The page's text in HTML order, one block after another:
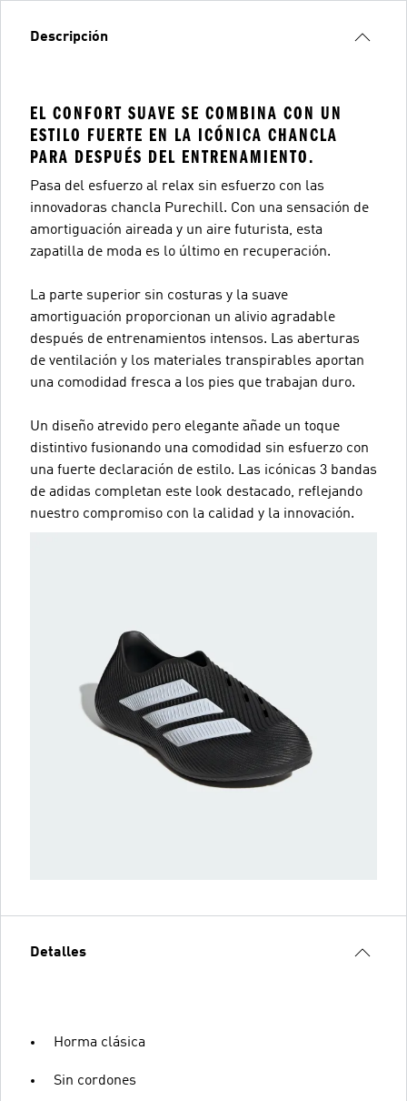
Descripción
EL CONFORT SUAVE SE COMBINA CON UN
ESTILO FUERTE EN LA ICÓNICA CHANCLA
PARA DESPUÉS DEL ENTRENAMIENTO.
Pasa del esfuerzo al relax sin esfuerzo con las
innovadoras chancla Purechill. Con una sensación de
amortiguación aireada y un aire futurista, esta
zapatilla de moda es lo último en recuperación.
La parte superior sin costuras y la suave
amortiguación proporcionan un alivio agradable
después de entrenamientos intensos. Las aberturas
de ventilación y los materiales transpirables aportan
una comodidad fresca a los pies que trabajan duro.
Un diseño atrevido pero elegante añade un toque
distintivo fusionando una comodidad sin esfuerzo con
una fuerte declaración de estilo. Las icónicas 3 bandas
de adidas completan este look destacado, reflejando
nuestro compromiso con la calidad y la innovación.
Detalles
Horma clásica
Sin cordones